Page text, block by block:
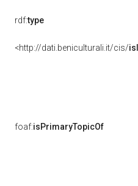
rdf:type
<http://dati.beniculturali.it/cis/
foaf:isPrimaryTopicOf